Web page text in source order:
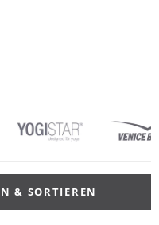
& SORTIEREN